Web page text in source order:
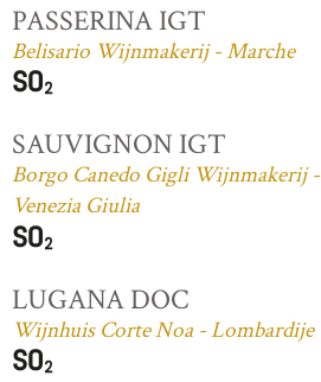
PASSERINA IGT
Belisario Wijnmakerij - Marche
SAUVIGNON IGT
Borgo Canedo Gigli Wijnmakerij -
Venezia Giulia
LUGANA DOC
Wijnhuis Corte Noa - Lombardije